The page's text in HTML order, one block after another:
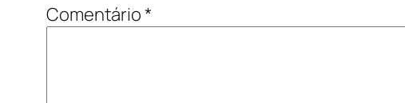
Comentário*